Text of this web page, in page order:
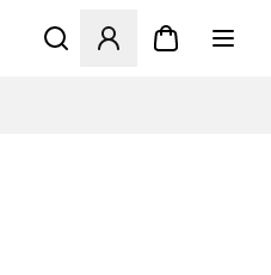
Öffnet ein neues Fenster